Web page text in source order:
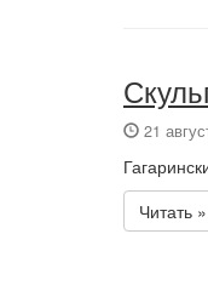
21
Читать »